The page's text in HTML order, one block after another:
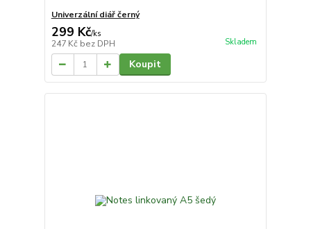
Univerzální diář černý
299 Kč/ks
247 Kč bez DPH Skladem
Koupit